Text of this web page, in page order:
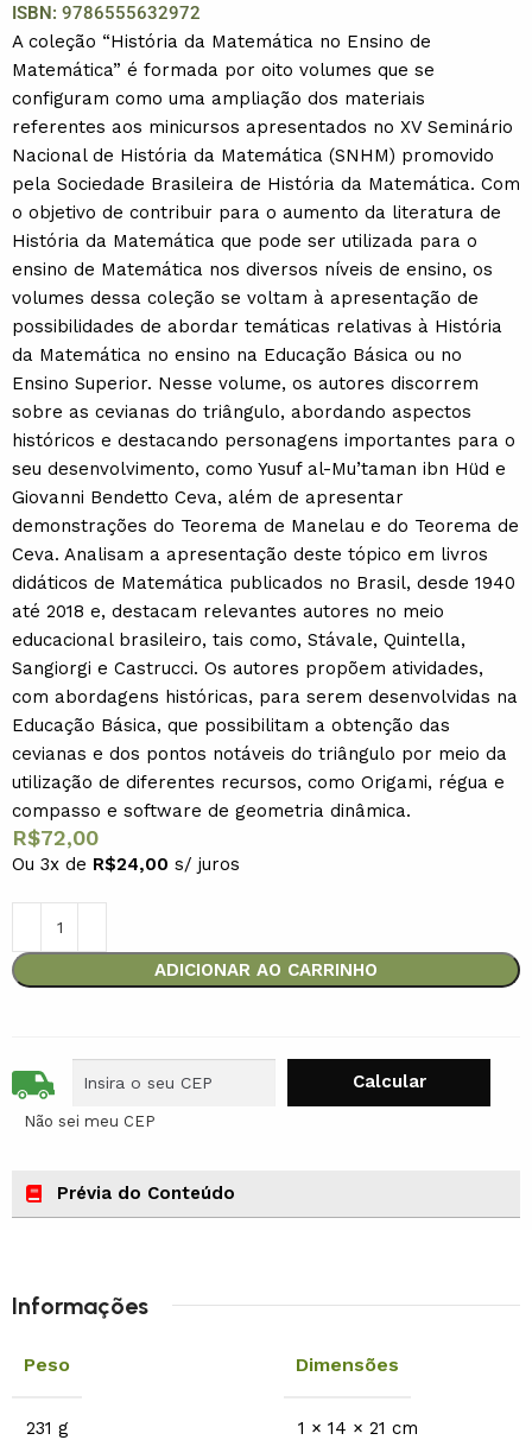
ISBN: 9786555632972
A coleção “História da Matemática no Ensino de
Matemática” é formada por oito volumes que se
configuram como uma ampliação dos materiais
referentes aos minicursos apresentados no XV Seminário
Nacional de História da Matemática (SNHM) promovido
pela Sociedade Brasileira de História da Matemática. Com
o objetivo de contribuir para o aumento da literatura de
História da Matemática que pode ser utilizada para o
ensino de Matemática nos diversos níveis de ensino, os
volumes dessa coleção se voltam à apresentação de
possibilidades de abordar temáticas relativas à História
da Matemática no ensino na Educação Básica ou no
Ensino Superior. Nesse volume, os autores discorrem
sobre as cevianas do triângulo, abordando aspectos
históricos e destacando personagens importantes para o
seu desenvolvimento, como Yusuf al-Mu’taman ibn Hüd e
Giovanni Bendetto Ceva, além de apresentar
demonstrações do Teorema de Manelau e do Teorema de
Ceva. Analisam a apresentação deste tópico em livros
didáticos de Matemática publicados no Brasil, desde 1940
até 2018 e, destacam relevantes autores no meio
educacional brasileiro, tais como, Stávale, Quintella,
Sangiorgi e Castrucci. Os autores propõem atividades,
com abordagens históricas, para serem desenvolvidas na
Educação Básica, que possibilitam a obtenção das
cevianas e dos pontos notáveis do triângulo por meio da
utilização de diferentes recursos, como Origami, régua e
compasso e software de geometria dinâmica.
R$72,00
Ou 3x de R$24,00 s/ juros
ADICIONAR AO CARRINHO
Não sei meu CEP
Prévia do Conteúdo
Informações
Peso
231 g
Dimensões
1 × 14 × 21 cm